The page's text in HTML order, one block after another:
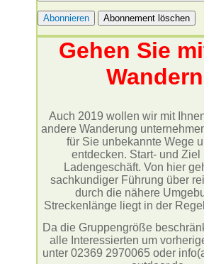
Gehen Sie
Auch 2019 wollen wir mit
andere Wanderung
für Sie unbekannte Wege
entdecken. Start- und Ziel
Ladengeschäft. Von hier
sachkundiger Führung über
durch die nähere
Streckenlänge liegt in der
Da die Gruppengröße
alle Interessierten um
unter 02369 2970065 oder